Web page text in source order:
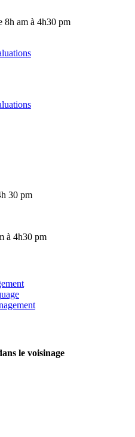
8h am à 4h30 pm
30 pm
à 4h30 pm
le voisinage